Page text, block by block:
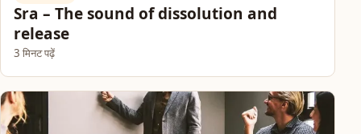
Sra – The sound of dissolution and
release
3 मिनट पढ़ें